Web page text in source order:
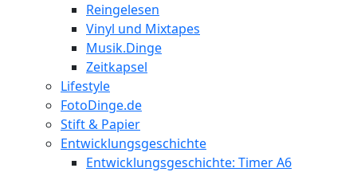
Reingelesen
Vinyl und Mixtapes
Musik.Dinge
Zeitkapsel
Lifestyle
FotoDinge.de
Stift & Papier
Entwicklungsgeschichte
Entwicklungsgeschichte: Timer A6